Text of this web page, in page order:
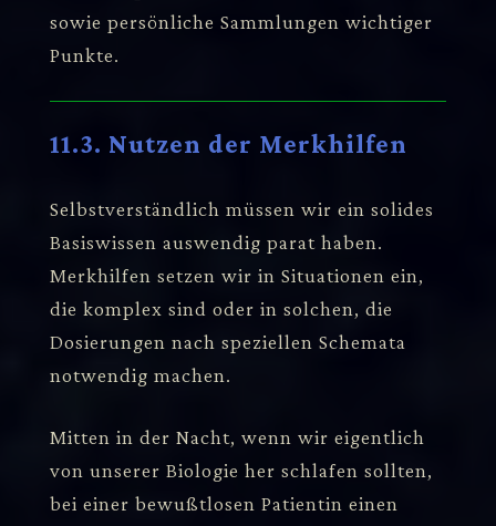
sowie persönliche Sammlungen wichtiger
Punkte.
11.3. Nutzen der Merkhilfen
Selbstverständlich müssen wir ein solides
Basiswissen auswendig parat haben.
Merkhilfen setzen wir in Situationen ein,
die komplex sind oder in solchen, die
Dosierungen nach speziellen Schemata
notwendig machen.
Mitten in der Nacht, wenn wir eigentlich
von unserer Biologie her schlafen sollten,
bei einer bewußtlosen Patientin einen